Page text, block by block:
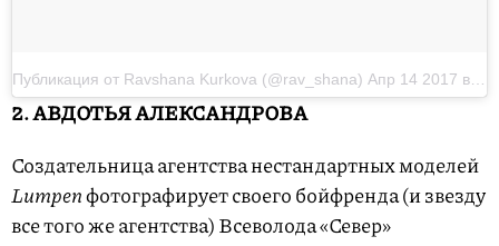
Публикация от Ravshana Kurkova (@rav_shana) Апр 14 2017 в 4:18 PDT
2. АВДОТЬЯ АЛЕКСАНДРОВА
Создательница агентства нестандартных моделей
Lumpenфотографирует своего бойфренда (и звезду
все того же агентства) Всеволода «Север»